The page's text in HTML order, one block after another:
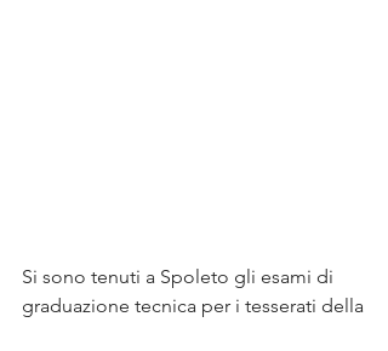
Si sono tenuti a Spoleto gli esami di
graduazione tecnica per i tesserati della